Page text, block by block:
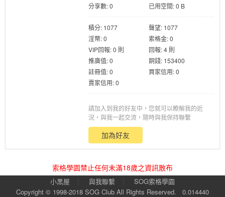
分享數: 0
已用空間: 0 B
積分: 1077
聲望: 1077
淫幣: 0
索格金: 0
VIP回報: 0 則
回報: 4 則
推廣值: 0
銅錢: 153400
註冊值: 0
買家信用: 0
賣家信用: 0
請加入到我的好友中，您就可以瞭解我的近
況，與我一起交流，隨時與我保持聯繫
加為好友
索格學園禁止任何未滿18歲之資訊散布
小黑屋 與我聯繫
SOG索格學園
Copyright © 1998-2018 SOG Club All Rights Reserved. 0.014440